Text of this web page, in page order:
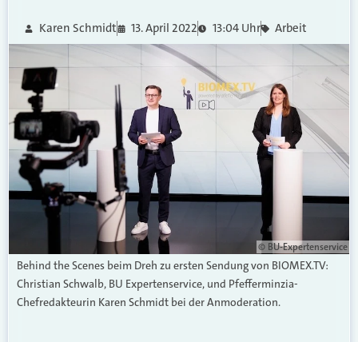
Karen Schmidt 13. April 2022 13:04 Uhr Arbeit
© BU-Expertenservice
Behind the Scenes beim Dreh zu ersten Sendung von BIOMEX.TV:
Christian Schwalb, BU Expertenservice, und Pfefferminzia-
Chefredakteurin Karen Schmidt bei der Anmoderation.